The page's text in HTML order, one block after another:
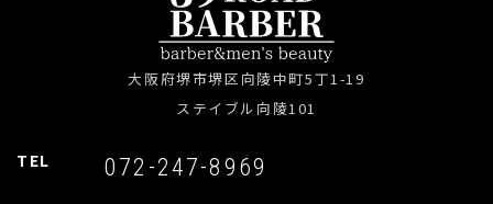
大阪府堺市堺区向陵中町5丁1-19
ステイブル向陵101
TEL 072-247-8969